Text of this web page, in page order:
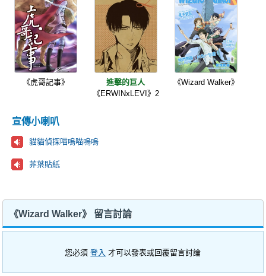
《虎哥記事》
進擊的巨人
《ERWINxLEVI》2
《Wizard Walker》
宣傳小喇叭
貓貓偵探喵嗚喵嗚嗚
菲葉貼紙
《Wizard Walker》 留言討論
您必須登入 才可以發表或回覆留言討論